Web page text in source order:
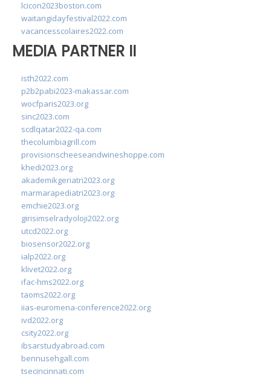
lcicon2023boston.com
waitangidayfestival2022.com
vacancesscolaires2022.com
MEDIA PARTNER II
isth2022.com
p2b2pabi2023-makassar.com
wocfparis2023.org
sinc2023.com
scdlqatar2022-qa.com
thecolumbiagrill.com
provisionscheeseandwineshoppe.com
khedi2023.org
akademikgeriatri2023.org
marmarapediatri2023.org
emchie2023.org
girisimselradyoloji2022.org
utcd2022.org
biosensor2022.org
ialp2022.org
klivet2022.org
ifac-hms2022.org
taoms2022.org
iias-euromena-conference2022.org
ivd2022.org
csity2022.org
ibsarstudyabroad.com
bennusehgall.com
tsecincinnati.com